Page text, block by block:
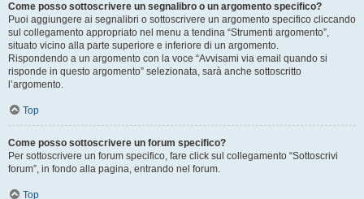
Come posso sottoscrivere un segnalibro o un argomento specifico?
Puoi aggiungere ai segnalibri o sottoscrivere un argomento specifico cliccando
sul collegamento appropriato nel menu a tendina “Strumenti argomento”,
situato vicino alla parte superiore e inferiore di un argomento.
Rispondendo a un argomento con la voce “Avvisami via email quando si
risponde in questo argomento” selezionata, sarà anche sottoscritto
l’argomento.
Top
Come posso sottoscrivere un forum specifico?
Per sottoscrivere un forum specifico, fare click sul collegamento “Sottoscrivi
forum”, in fondo alla pagina, entrando nel forum.
Top